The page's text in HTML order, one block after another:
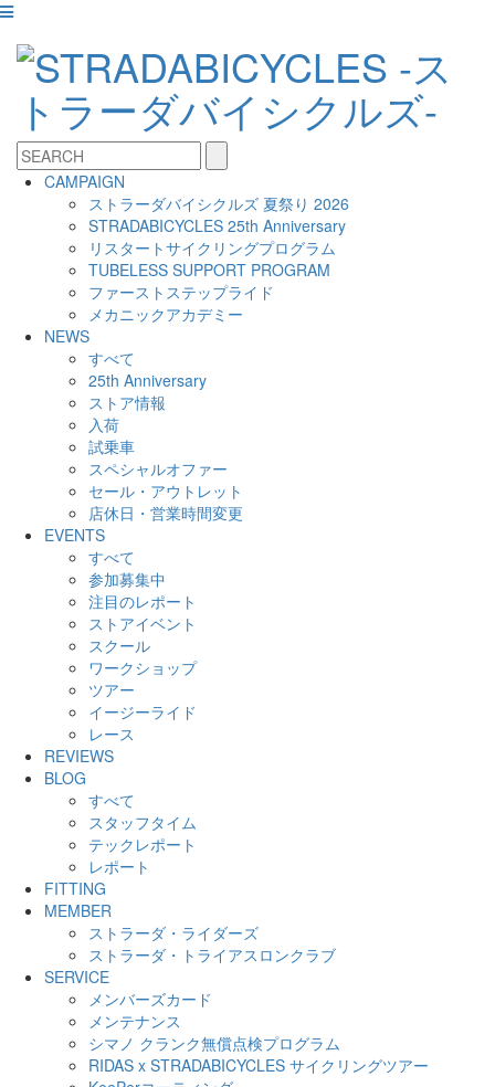
CAMPAIGN
ストラーダバイシクルズ 夏祭り 2026
STRADABICYCLES 25th Anniversary
リスタートサイクリングプログラム
TUBELESS SUPPORT PROGRAM
ファーストステップライド
メカニックアカデミー
NEWS
すべて
25th Anniversary
ストア情報
入荷
試乗車
スペシャルオファー
セール・アウトレット
店休日・営業時間変更
EVENTS
すべて
参加募集中
注目のレポート
ストアイベント
スクール
ワークショップ
ツアー
イージーライド
レース
REVIEWS
BLOG
すべて
スタッフタイム
テックレポート
レポート
FITTING
MEMBER
ストラーダ・ライダーズ
ストラーダ・トライアスロンクラブ
SERVICE
メンバーズカード
メンテナンス
シマノ クランク無償点検プログラム
RIDAS x STRADABICYCLES サイクリングツアー